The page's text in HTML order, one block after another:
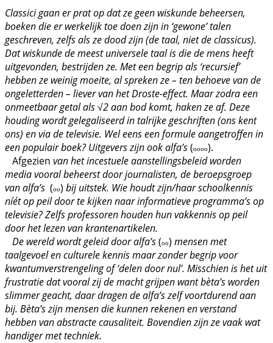
Classici gaan er prat op dat ze geen wiskunde beheersen,
boeken die er werkelijk toe doen zijn in ‘gewone’ talen
geschreven, zelfs als ze dood zijn (de taal, niet de classicus).
Dat wiskunde de meest universele taal is die de mens heeft
uitgevonden, bestrijden ze. Met een begrip als ‘recursief’
hebben ze weinig moeite, al spreken ze – ten behoeve van de
ongeletterden – liever van het Droste-effect. Maar zodra een
onmeetbaar getal als √2 aan bod komt, haken ze af. Deze
houding wordt gelegaliseerd in talrijke geschriften (ons kent
ons) en via de televisie. Wel eens een formule aangetroffen in
een populair boek? Uitgevers zijn ook alfa’s(oooo).
Afgezien van het incestuele aanstellingsbeleid worden
media vooral beheerst door journalisten, de beroepsgroep
van alfa’s (oo) bij uitstek. Wie houdt zijn/haar schoolkennis
níét op peil door te kijken naar informatieve programma’s op
televisie? Zelfs professoren houden hun vakkennis op peil
door het lezen van krantenartikelen.
De wereld wordt geleid door alfa’s(oo) mensen met
taalgevoel en culturele kennis maar zonder begrip voor
kwantumverstrengeling of ‘delen door nul’. Misschien is het uit
frustratie dat vooral zij de macht grijpen want bèta’s worden
slimmer geacht, daar dragen de alfa’s zelf voortdurend aan
bij. Bèta’s zijn mensen die kunnen rekenen en verstand
hebben van abstracte causaliteit. Bovendien zijn ze vaak wat
handiger met techniek.